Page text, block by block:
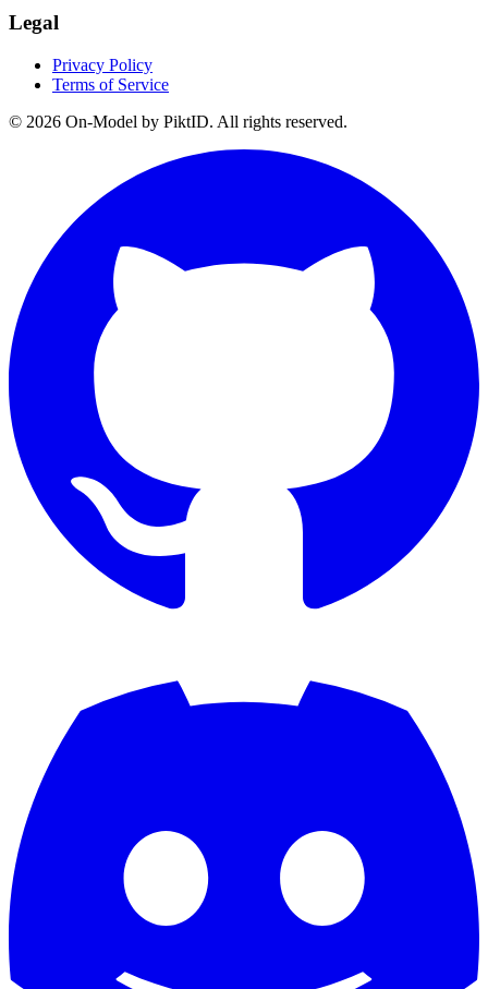
Legal
Privacy Policy
Terms of Service
© 2026 On-Model by PiktID. All rights reserved.